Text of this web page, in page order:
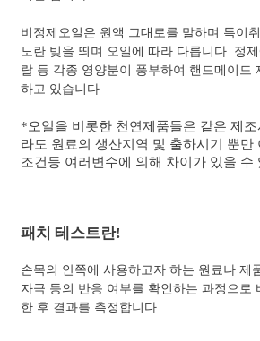
비정제오일은 원액 그대로를 말하며 특이
노란 빚을 띄며 오일에 따라 다릅니다. 정
랄 등 각종 영양분이 풍부하여 핸드메이드
하고 있습니다
*오일을 비롯한 천연제품들은 같은 제조
라도 원료의 생산지역 및 출하시기 뿐만
조건등 여러변수에 의해 차이가 있을 수
패치 테스트란!
손목의 안쪽에 사용하고자 하는 원료나 제
자극 등의 반응 여부를 확인하는 과정으로
한 후 결과를 측정합니다.